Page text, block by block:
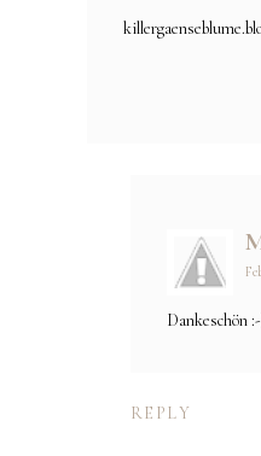
Dankeschön
REPLY